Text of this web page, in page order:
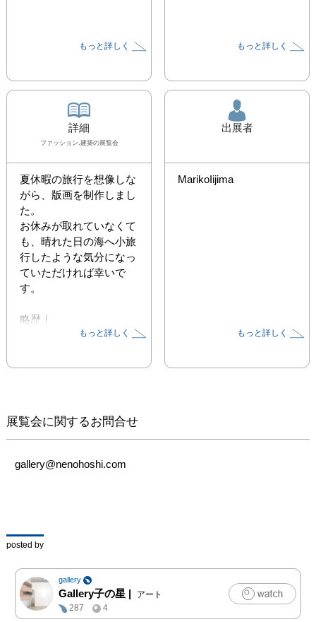
もっと詳しく もっと詳しく
詳細
ファッション,建築の展覧会
夏休暇の旅行を想像しな
がら、版画を制作しまし
た。
お休みが取れていなくて
も、晴れた日の海へ小旅
行したような気分になっ
ていただければ幸いで
す。
略歴｜
1994年生まれ
版画コース 在学中
（CAFE SELECT/池袋）
グループ展｜
ART GATHERING
2018（東京芸術劇場/池
袋）
3VISIONS OF
PRINTMAKING（シラパ
コーン大学/タイ）
もっと詳しく
出展者
MarikoIijima
もっと詳しく
展覧会に関するお問合せ
gallery@nenohoshi.com
posted by
gallery
Gallery子の星 |
アート
287
4